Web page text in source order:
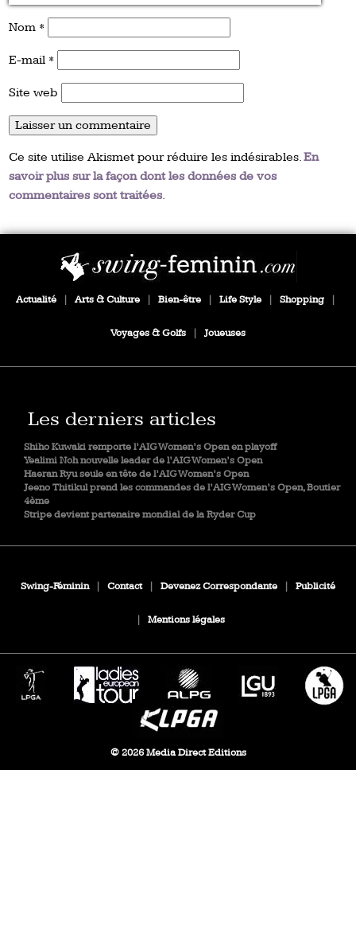
Nom *
E-mail *
Site web
Ce site utilise Akismet pour réduire les indésirables.En
savoir plus sur la façon dont les données de vos
commentaires sont traitées.
Actualité | Arts & Culture | Bien-être | Life Style | Shopping |
Voyages & Golfs | Joueuses
Les derniers articles
Shiho Kuwaki remporte l’AIG Women’s Open en playoff
Yealimi Noh nouvelle leader de l’AIG Women’s Open
Haeran Ryu seule en tête de l’AIG Women’s Open
Jeeno Thitikul prend les commandes de l’AIG Women’s Open, Boutier
4ème
Stripe devient partenaire mondial de la Ryder Cup
Swing-Féminin | Contact | Devenez Correspondante | Publicité
| Mentions légales
© 2026 Media Direct Editions